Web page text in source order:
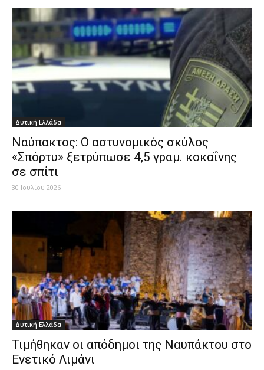
Δυτική Ελλάδα
Ναύπακτος: Ο αστυνομικός σκύλος
«Σπόρτυ» ξετρύπωσε 4,5 γραμ. κοκαΐνης
σε σπίτι
30 Ιουλίου 2026
Δυτική Ελλάδα
Τιμήθηκαν οι απόδημοι της Ναυπάκτου στο
Ενετικό Λιμάνι